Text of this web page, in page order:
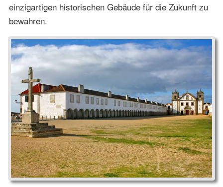
einzigartigen historischen Gebäude für die Zukunft zu
bewahren.